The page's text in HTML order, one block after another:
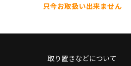
只今お取扱い出来ません
取り置きなどについて